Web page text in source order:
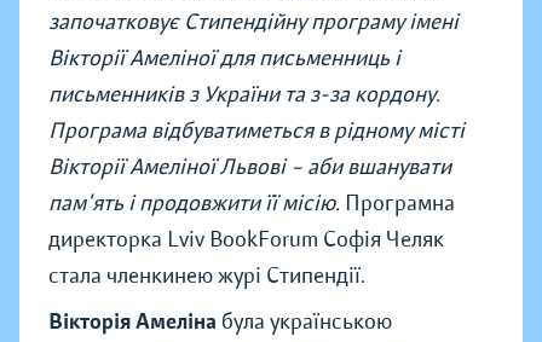
започатковує Стипендійну програму імені
Вікторії Амеліної для письменниць і
письменників з України та з-за кордону.
Програма відбуватиметься в рідному місті
Вікторії Амеліної Львові – аби вшанувати
пам'ять і продовжити її місію. Програмна
директорка Lviv BookForum Софія Челяк
стала членкинею журі Стипендії.
Вікторія Амеліна була українською